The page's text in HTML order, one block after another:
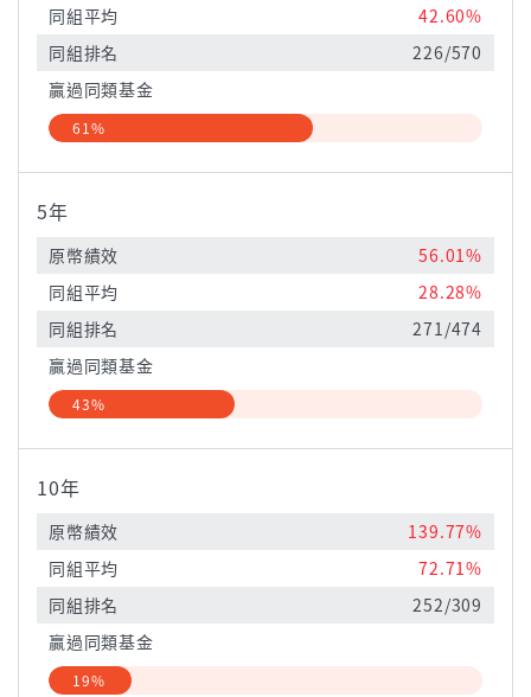
同組平均
42.60%
同組排名
226/570
贏過同類基金
61%
5年
原幣績效
56.01%
同組平均
28.28%
同組排名
271/474
贏過同類基金
43%
10年
原幣績效
139.77%
同組平均
72.71%
同組排名
252/309
贏過同類基金
19%